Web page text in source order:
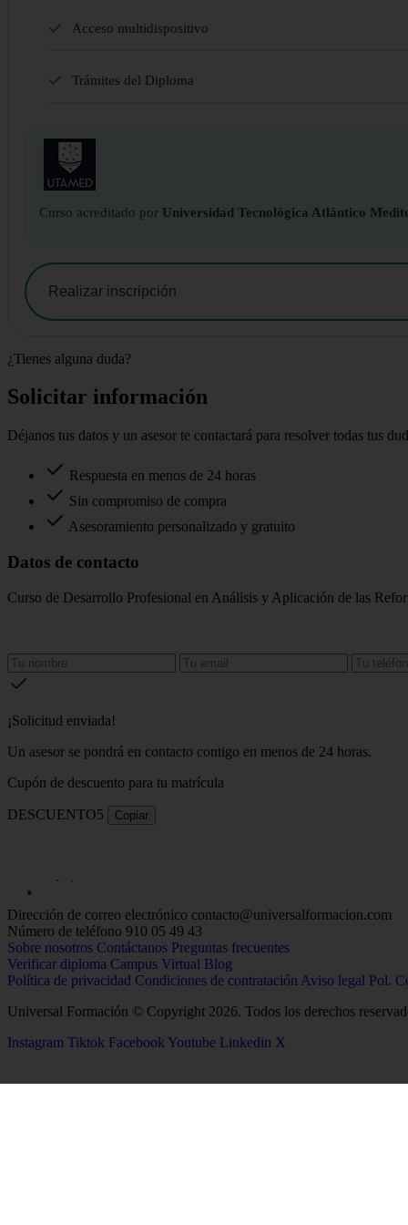
Acceso multidispositivo
Trámites del Diploma
Curso acreditado por Universidad Tecnológica Atlántico
Realizar inscripción
¿Tienes alguna duda?
Solicitar información
Déjanos tus datos y un asesor te contactará para resolver todas tus
Respuesta en menos de 24 horas
Sin compromiso de compra
Asesoramiento personalizado y gratuito
Datos de contacto
Curso de Desarrollo Profesional en Análisis y Aplicación de las
¡Solicitud enviada!
Un asesor se pondrá en contacto contigo en menos de 24 horas.
Cupón de descuento para tu matrícula
DESCUENTO5 Copiar
Dirección de correo electrónico contacto@universalformacion.com
Número de teléfono 910 05 49 43
Sobre nosotros Contáctanos Preguntas frecuentes
Verificar diploma Campus Virtual Blog
Política de privacidad Condiciones de contratación Aviso legal Pol.
Universal Formación © Copyright 2026. Todos los derechos
Instagram Tiktok Facebook Youtube Linkedin X